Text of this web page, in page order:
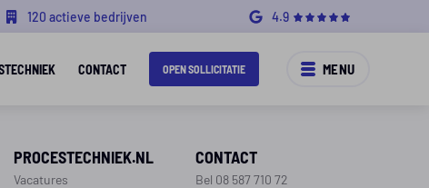
120 actieve bedrijven 4.9
CONTACT OPEN SOLLICITATIE MENU
PROCESTECHNIEK.NL
Vacatures
CONTACT
Bel 08 587 710 72